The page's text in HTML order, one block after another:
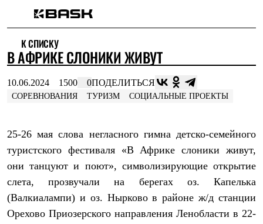
Интернет-магазин
Мужская одежда
Утепленная пухом
Куртки
Брюки
Жилеты
Куртки
Штормовая одежда
Куртки
Брюки
Софтшелл одежда
Куртки
Брюки
К СПИСКУ
В АФРИКЕ СЛОНИКИ ЖИВУТ
10.06.2024 1500 0ПОДЕЛИТЬСЯ
СОРЕВНОВАНИЯ ТУРИЗМ СОЦИАЛЬНЫЕ ПРОЕКТЫ
25-26 мая слова негласного гимна детско-семейного
туристского фестиваля «В Африке слоники живут,
они танцуют и поют», символизирующие открытие
слета, прозвучали на берегах оз. Капелька
(Валкиалампи) и оз. Нырково в районе ж/д станции
Орехово Приозерского направления Ленобласти в 22-